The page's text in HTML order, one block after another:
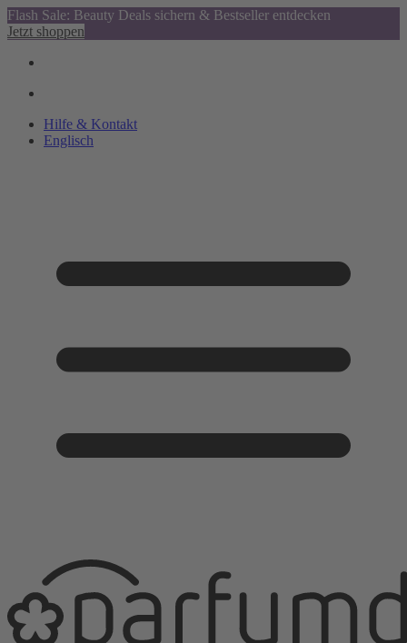
Flash Sale: Beauty Deals sichern & Bestseller entdecken
Jetzt shoppen
Hilfe & Kontakt
Englisch